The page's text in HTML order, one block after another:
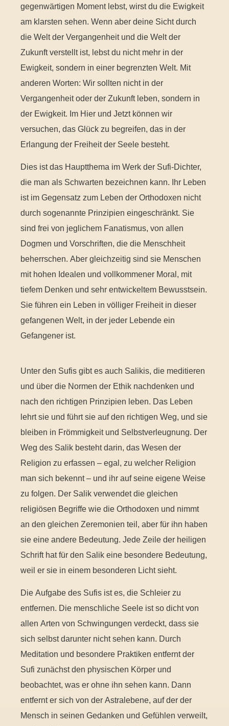
gegenwärtigen Moment lebst, wirst du die Ewigkeit
am klarsten sehen. Wenn aber deine Sicht durch
die Welt der Vergangenheit und die Welt der
Zukunft verstellt ist, lebst du nicht mehr in der
Ewigkeit, sondern in einer begrenzten Welt. Mit
anderen Worten: Wir sollten nicht in der
Vergangenheit oder der Zukunft leben, sondern in
der Ewigkeit. Im Hier und Jetzt können wir
versuchen, das Glück zu begreifen, das in der
Erlangung der Freiheit der Seele besteht.
Dies ist das Hauptthema im Werk der Sufi-Dichter,
die man als Schwarten bezeichnen kann. Ihr Leben
ist im Gegensatz zum Leben der Orthodoxen nicht
durch sogenannte Prinzipien eingeschränkt. Sie
sind frei von jeglichem Fanatismus, von allen
Dogmen und Vorschriften, die die Menschheit
beherrschen. Aber gleichzeitig sind sie Menschen
mit hohen Idealen und vollkommener Moral, mit
tiefem Denken und sehr entwickeltem Bewusstsein.
Sie führen ein Leben in völliger Freiheit in dieser
gefangenen Welt, in der jeder Lebende ein
Gefangener ist.
Unter den Sufis gibt es auch Salikis, die meditieren
und über die Normen der Ethik nachdenken und
nach den richtigen Prinzipien leben. Das Leben
lehrt sie und führt sie auf den richtigen Weg, und sie
bleiben in Frömmigkeit und Selbstverleugnung. Der
Weg des Salik besteht darin, das Wesen der
Religion zu erfassen – egal, zu welcher Religion
man sich bekennt – und ihr auf seine eigene Weise
zu folgen. Der Salik verwendet die gleichen
religiösen Begriffe wie die Orthodoxen und nimmt
an den gleichen Zeremonien teil, aber für ihn haben
sie eine andere Bedeutung. Jede Zeile der heiligen
Schrift hat für den Salik eine besondere Bedeutung,
weil er sie in einem besonderen Licht sieht.
Die Aufgabe des Sufis ist es, die Schleier zu
entfernen. Die menschliche Seele ist so dicht von
allen Arten von Schwingungen verdeckt, dass sie
sich selbst darunter nicht sehen kann. Durch
Meditation und besondere Praktiken entfernt der
Sufi zunächst den physischen Körper und
beobachtet, was er ohne ihn sehen kann. Dann
entfernt er sich von der Astralebene, auf der der
Mensch in seinen Gedanken und Gefühlen verweilt,